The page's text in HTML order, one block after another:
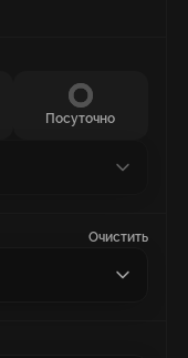
Посуточно
Очистить